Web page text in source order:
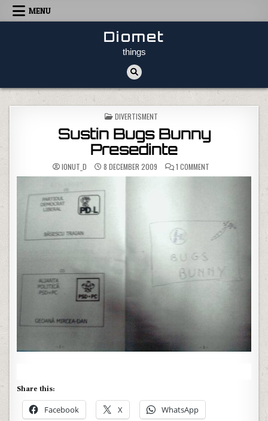
Skip to content
MENU
Diomet
things
POSTED IN
DIVERTISMENT
Sustin Bugs Bunny
Presedinte
IONUT_D 8 DECEMBER 2009 1 COMMENT
Share this:
Facebook X WhatsApp